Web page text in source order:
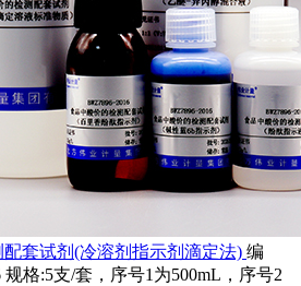
套试剂(冷溶剂指示剂滴定法) 编
规格:5支/套，序号1为500mL，序号2